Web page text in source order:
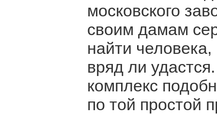
московского
своим дамам
найти
вряд ли
комплекс
по той простой